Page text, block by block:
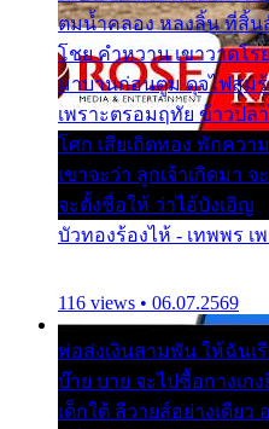
ตมน้ำคลอง หลงลิ้น ที่สิ้น
โชย คำหวาน เขาวาดโ
มาบานก่อนตูม ดุจไฟสุม
เพราะตรอมฤทัย ข้าวปล
โศก เสียเถิดทอง พักควา
เขาจะว่า ลูกเจ้าเกิดมา
จะตั้งชื่อให้ ว่าไอ้บังเอิญ
บัวทองร้องไห้ - เทพพร เ
116 views • 06.07.2569
พ่อส่งเงินสามพัน ให้ฉัน
บ๊าย บาย จะไปซื้อกางเก
เด็กใต้ ลีวายส์อย่างเดียว